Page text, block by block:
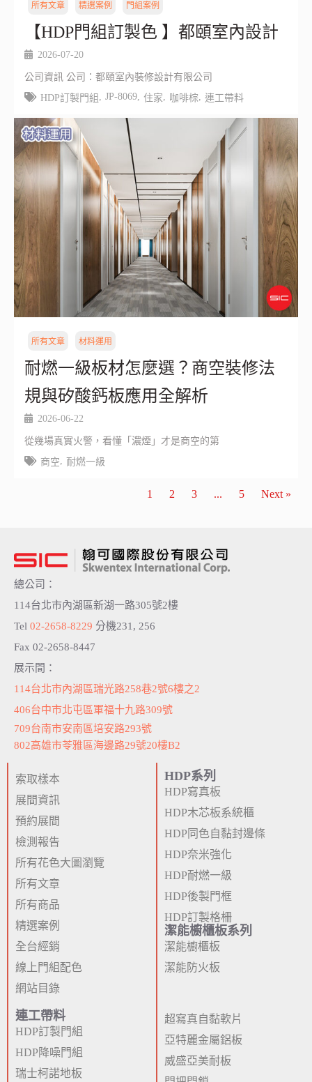
所有文章 精選案例 門組案例
【HDP門組訂製色 】都頤室內設計
2026-07-20
公司資訊 公司：都頤室內裝修設計有限公司
HDP訂製門組 , JP-8069, 住家, 咖啡棕, 連工帶料
所有文章 材料運用
耐燃一級板材怎麼選？商空裝修法
規與矽酸鈣板應用全解析
2026-06-22
從幾場真實火警，看懂「濃煙」才是商空的第
商空
耐燃一級
1 2 3 ... 5 Next »
總公司：
114台北市內湖區新湖一路305號2樓
Tel 02-2658-8229 分機231, 256
Fax 02-2658-8447
展示間：
114台北市內湖區瑞光路258巷2號6樓之2
406台中市北屯區軍福十九路309號
709台南市安南區培安路293號
802高雄市苓雅區海邊路29號20樓B2
索取樣本
展間資訊
預約展間
檢測報告
所有花色大圖瀏覽
所有文章
所有商品
精選案例
全台經銷
線上門組配色
網站目錄
HDP系列
HDP寫真板
HDP木芯板系統櫃
HDP同色自黏封邊條
HDP奈米強化
HDP耐燃一級
HDP後製門框
HDP訂製格柵
潔能櫥櫃板系列
潔能櫥櫃板
潔能防火板
連工帶料
HDP訂製門組
HDP降噪門組
瑞士柯諾地板
超寫真自黏軟片
亞特麗金屬鋁板
威盛亞美耐板